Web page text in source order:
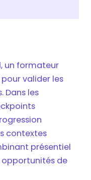
un formateur
valider les
Dans les
contextes
présentiel
de